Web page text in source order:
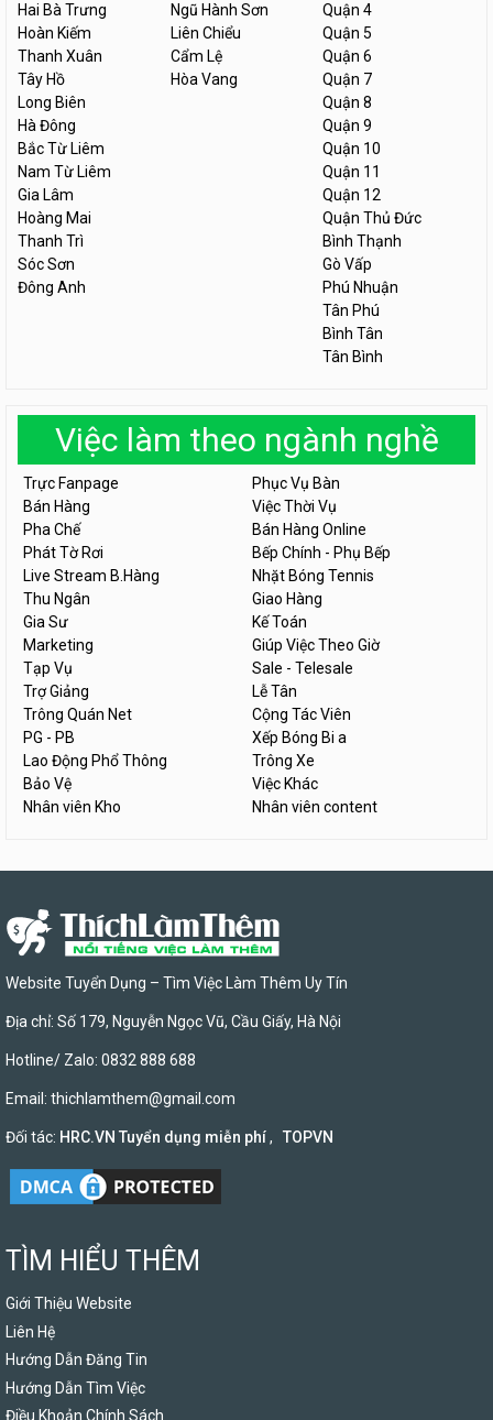
Hai Bà Trưng
Hoàn Kiếm
Thanh Xuân
Tây Hồ
Long Biên
Hà Đông
Bắc Từ Liêm
Nam Từ Liêm
Gia Lâm
Hoàng Mai
Thanh Trì
Sóc Sơn
Đông Anh
Ngũ Hành Sơn
Liên Chiểu
Cẩm Lệ
Hòa Vang
Quận 4
Quận 5
Quận 6
Quận 7
Quận 8
Quận 9
Quận 10
Quận 11
Quận 12
Quận Thủ Đức
Bình Thạnh
Gò Vấp
Phú Nhuận
Tân Phú
Bình Tân
Tân Bình
Việc làm theo ngành nghề
Trực Fanpage
Phục Vụ Bàn
Bán Hàng
Việc Thời Vụ
Pha Chế
Bán Hàng Online
Phát Tờ Rơi
Bếp Chính - Phụ Bếp
Live Stream B.Hàng
Nhặt Bóng Tennis
Thu Ngân
Giao Hàng
Gia Sư
Kế Toán
Marketing
Giúp Việc Theo Giờ
Tạp Vụ
Sale - Telesale
Trợ Giảng
Lễ Tân
Trông Quán Net
Cộng Tác Viên
PG - PB
Xếp Bóng Bi a
Lao Động Phổ Thông
Trông Xe
Bảo Vệ
Việc Khác
Nhân viên Kho
Nhân viên content
Website Tuyển Dụng – Tìm Việc Làm Thêm Uy Tín
Địa chỉ: Số 179, Nguyễn Ngọc Vũ, Cầu Giấy, Hà Nội
Hotline/ Zalo: 0832 888 688
Email: thichlamthem@gmail.com
Đối tác: HRC.VN Tuyển dụng miễn phí, TOPVN
TÌM HIỂU THÊM
Giới Thiệu Website
Liên Hệ
Hướng Dẫn Đăng Tin
Hướng Dẫn Tìm Việc
Điều Khoản Chính Sách